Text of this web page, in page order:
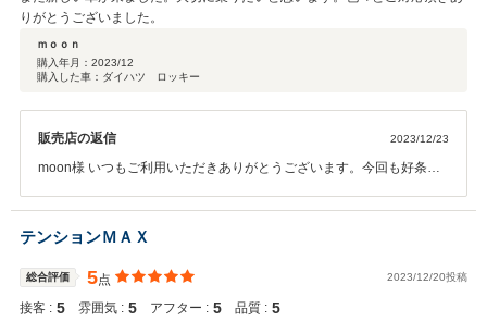
りがとうございました。
ｍｏｏｎ
購入年月： 2023/12
購入した車：ダイハツ ロッキー
販売店の返信 2023/12/23
moon様 いつもご利用いただきありがとうございます。今回も好条件
きますので末永くよろしくお願いします。また何かのときはお気楽に
ご連絡いただけたらと思います。ありがとうございました！！
テンションＭＡＸ
総合評価 5点 2023/12/20投稿
接客 : 5 雰囲気 : 5 アフター : 5 品質 : 5